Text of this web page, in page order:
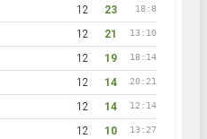
12 23 18:8
12 21 13:10
12 19 18:14
12 14 20:21
12 14 12:14
12 10 13:27